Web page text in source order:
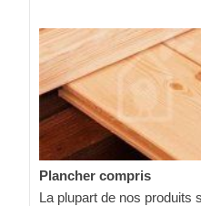
Plancher compris
La plupart de nos produits